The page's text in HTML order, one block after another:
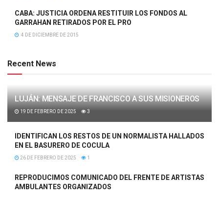
CABA: JUSTICIA ORDENA RESTITUIR LOS FONDOS AL
GARRAHAN RETIRADOS POR EL PRO
4 DE DICIEMBRE DE 2015
Recent News
LUJÁN: MENSAJE DE FRANCISCO A SUS MISIONEROS
19 DE FEBRERO DE 2025 3
IDENTIFICAN LOS RESTOS DE UN NORMALISTA HALLADOS
EN EL BASURERO DE COCULA
26 DE FEBRERO DE 2025 1
REPRODUCIMOS COMUNICADO DEL FRENTE DE ARTISTAS
AMBULANTES ORGANIZADOS